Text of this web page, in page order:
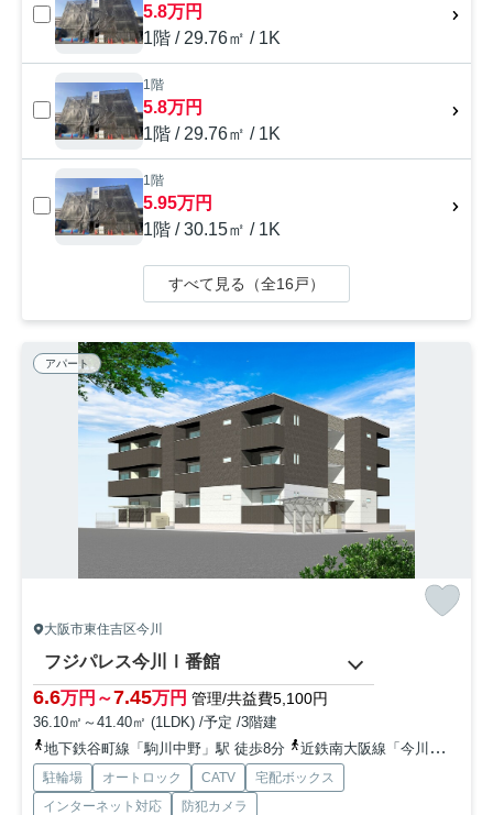
5.8万円
1階 / 29.76㎡ / 1K
1階
5.8万円
1階 / 29.76㎡ / 1K
1階
5.95万円
1階 / 30.15㎡ / 1K
すべて見る（全16戸）
アパート
大阪市東住吉区今川
フジパレス今川Ⅰ番館
6.6万円～7.45万円 管理/共益費5,100円
36.10㎡～41.40㎡ (1LDK) /予定 /3階建
地下鉄谷町線「駒川中野」駅 徒歩8分
近鉄南大阪線「今川」駅 徒歩10分
駐輪場 オートロック CATV
宅配ボックス
インターネット対応
防犯カメラ